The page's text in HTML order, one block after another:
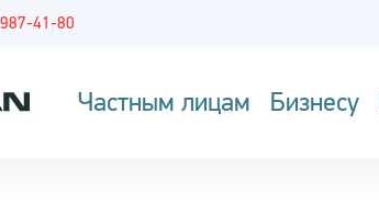
41-80
Частным лицам Бизнесу